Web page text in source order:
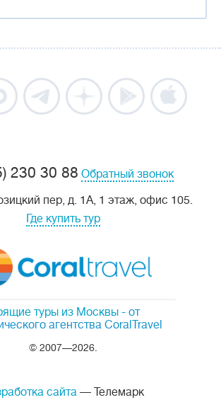
туры из Москвы - от
агентства CoralTravel
© 2007—2026.
230 30 88 Обратный звонок
пер, д. 1А, 1 этаж, офис 105.
Где купить тур
сайта— Телемарк